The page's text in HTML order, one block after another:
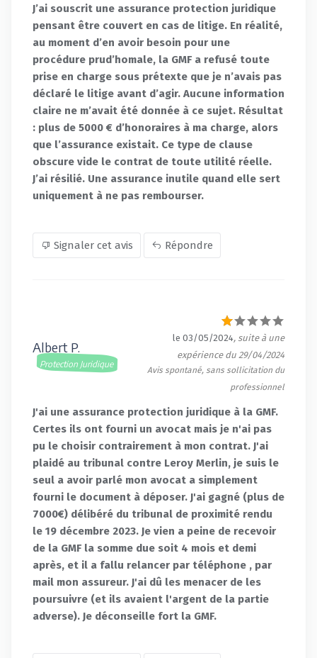
J’ai souscrit une assurance protection juridique
pensant être couvert en cas de litige. En réalité,
au moment d’en avoir besoin pour une
procédure prud’homale, la GMF a refusé toute
prise en charge sous prétexte que je n’avais pas
déclaré le litige avant d’agir. Aucune information
claire ne m’avait été donnée à ce sujet. Résultat
: plus de 5000 € d’honoraires à ma charge, alors
que l’assurance existait. Ce type de clause
obscure vide le contrat de toute utilité réelle.
J’ai résilié. Une assurance inutile quand elle sert
uniquement à ne pas rembourser.
Signaler cet avis Répondre
Albert P.
Protection Juridique
le 03/05/2024, suite à une
expérience du 29/04/2024
Avis spontané, sans sollicitation du
professionnel
J'ai une assurance protection juridique à la GMF.
Certes ils ont fourni un avocat mais je n'ai pas
pu le choisir contrairement à mon contrat. J'ai
plaidé au tribunal contre Leroy Merlin, je suis le
seul a avoir parlé mon avocat a simplement
fourni le document à déposer. J'ai gagné (plus de
7000€) délibéré du tribunal de proximité rendu
le 19 décembre 2023. Je vien a peine de recevoir
de la GMF la somme due soit 4 mois et demi
après, et il a fallu relancer par téléphone , par
mail mon assureur. J'ai dû les menacer de les
poursuivre (et ils avaient l'argent de la partie
adverse). Je déconseille fort la GMF.